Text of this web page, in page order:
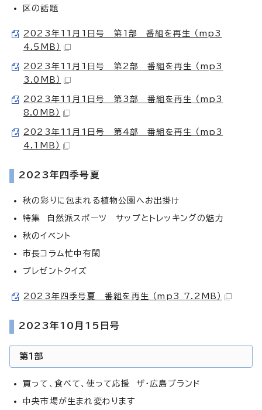
区の話題
2023年11月1日号 第1部 番組を再生 （mp3
4.5MB）
2023年11月1日号 第2部 番組を再生 （mp3
3.0MB）
2023年11月1日号 第3部 番組を再生 （mp3
8.0MB）
2023年11月1日号 第4部 番組を再生 （mp3
4.1MB）
2023年四季号夏
秋の彩りに包まれる植物公園へお出掛け
特集 自然派スポーツ サップとトレッキングの魅力
秋のイベント
市長コラム忙中有閑
プレゼントクイズ
2023年四季号夏 番組を再生 （mp3 7.2MB）
2023年10月15日号
第1部
買って、食べて、使って応援 ザ・広島ブランド
中央市場が生まれ変わります